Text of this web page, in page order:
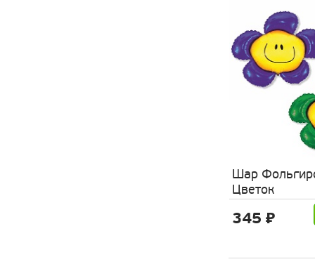
Шар
Цветок
345 ₽